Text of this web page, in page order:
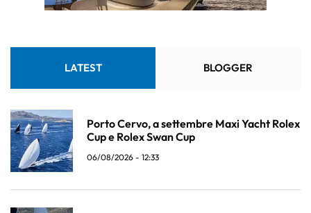
LATEST BLOGGER
Porto Cervo, a settembre Maxi Yacht Rolex
Cup e Rolex Swan Cup
06/08/2026 - 12:33